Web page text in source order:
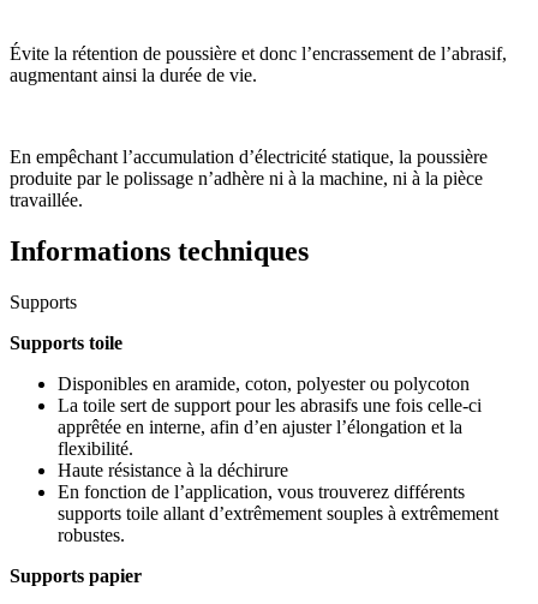
Évite la rétention de poussière et donc l’encrassement de l’abrasif,
augmentant ainsi la durée de vie.
En empêchant l’accumulation d’électricité statique, la poussière
produite par le polissage n’adhère ni à la machine, ni à la pièce
travaillée.
Informations techniques
Supports
Supports toile
Disponibles en aramide, coton, polyester ou polycoton
La toile sert de support pour les abrasifs une fois celle-ci
apprêtée en interne, afin d’en ajuster l’élongation et la
flexibilité.
Haute résistance à la déchirure
En fonction de l’application, vous trouverez différents
supports toile allant d’extrêmement souples à extrêmement
robustes.
Supports papier